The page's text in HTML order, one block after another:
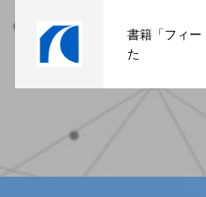
書籍「フィー
た